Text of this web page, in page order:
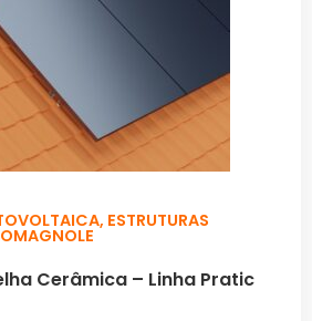
, ESTRUTURAS
Cerâmica – Linha Pratic